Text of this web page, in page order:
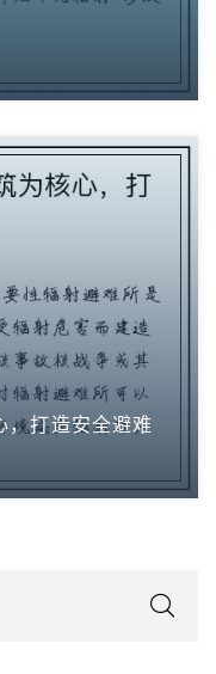
打造安全避难